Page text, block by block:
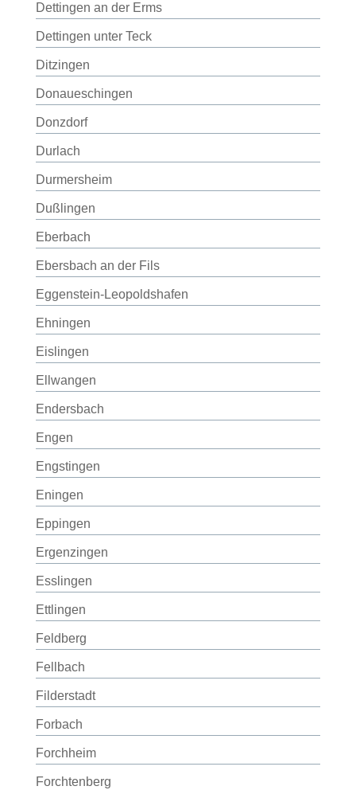
Dettingen an der Erms
Dettingen unter Teck
Ditzingen
Donaueschingen
Donzdorf
Durlach
Durmersheim
Dußlingen
Eberbach
Ebersbach an der Fils
Eggenstein-Leopoldshafen
Ehningen
Eislingen
Ellwangen
Endersbach
Engen
Engstingen
Eningen
Eppingen
Ergenzingen
Esslingen
Ettlingen
Feldberg
Fellbach
Filderstadt
Forbach
Forchheim
Forchtenberg